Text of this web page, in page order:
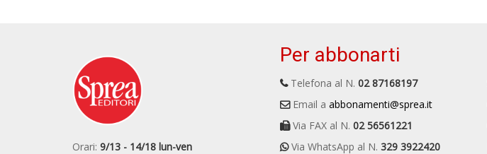
Orari: 9/13 - 14/18 lun-ven
Per abbonarti
Telefona al N. 02 87168197
Email a abbonamenti@sprea.it
Via FAX al N. 02 56561221
Via WhatsApp al N. 329 3922420